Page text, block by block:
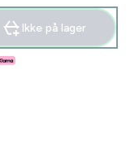
Ikke på lager